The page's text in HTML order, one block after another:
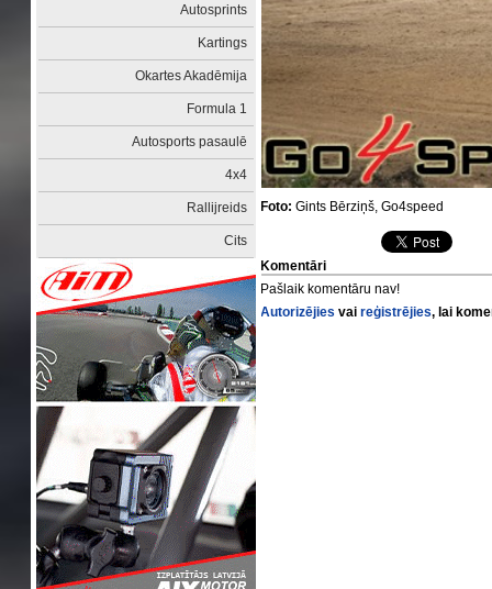
Autosprints
Kartings
Okartes Akadēmija
Formula 1
Autosports pasaulē
4x4
Rallijreids
Cits
Foto: Gints Bērziņš, Go4speed
Komentāri
Pašlaik komentāru nav!
Autorizējies vaireģistrējies, lai